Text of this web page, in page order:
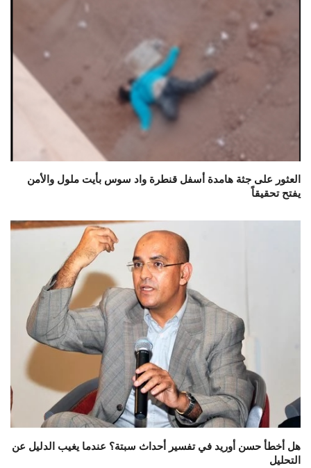
العثور على جثة هامدة أسفل قنطرة واد سوس بأيت ملول والأمن
يفتح تحقيقاً
هل أخطأ حسن أوريد في تفسير أحداث سبتة؟ عندما يغيب الدليل عن
التحليل